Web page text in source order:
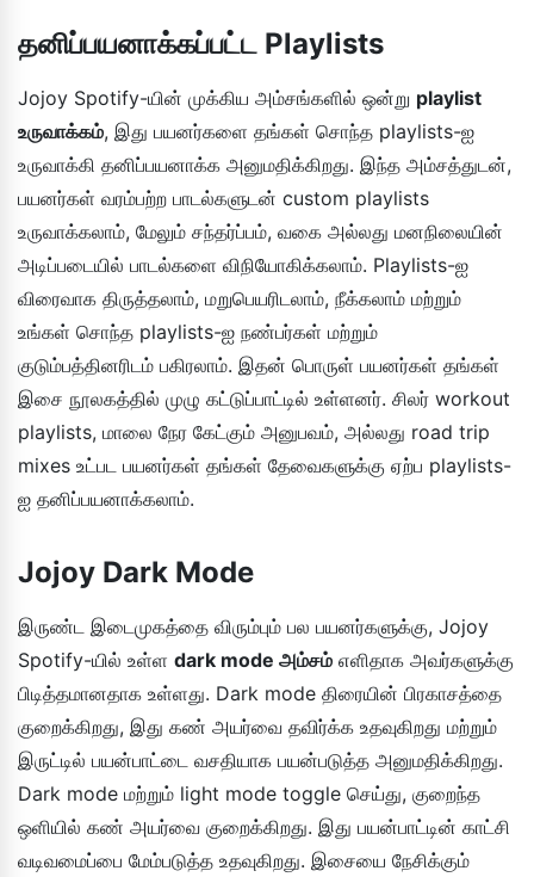
தனிப்பயனாக்கப்பட்ட Playlists
Jojoy Spotify-யின் முக்கிய அம்சங்களில் ஒன்று playlist
உருவாக்கம், இது பயனர்களை தங்கள் சொந்த playlists-ஐ
உருவாக்கி தனிப்பயனாக்க அனுமதிக்கிறது. இந்த அம்சத்துடன்,
பயனர்கள் வரம்பற்ற பாடல்களுடன் custom playlists
உருவாக்கலாம், மேலும் சந்தர்ப்பம், வகை அல்லது மனநிலையின்
அடிப்படையில் பாடல்களை விநியோகிக்கலாம். Playlists-ஐ
விரைவாக திருத்தலாம், மறுபெயரிடலாம், நீக்கலாம் மற்றும்
உங்கள் சொந்த playlists-ஐ நண்பர்கள் மற்றும்
குடும்பத்தினரிடம் பகிரலாம். இதன் பொருள் பயனர்கள் தங்கள்
இசை நூலகத்தில் முழு கட்டுப்பாட்டில் உள்ளனர். சிலர் workout
playlists, மாலை நேர கேட்கும் அனுபவம், அல்லது road trip
mixes உட்பட பயனர்கள் தங்கள் தேவைகளுக்கு ஏற்ப playlists-
ஐ தனிப்பயனாக்கலாம்.
Jojoy Dark Mode
இருண்ட இடைமுகத்தை விரும்பும் பல பயனர்களுக்கு, Jojoy
Spotify-யில் உள்ள dark mode அம்சம் எளிதாக அவர்களுக்கு
பிடித்தமானதாக உள்ளது. Dark mode திரையின் பிரகாசத்தை
குறைக்கிறது, இது கண் அயர்வை தவிர்க்க உதவுகிறது மற்றும்
இருட்டில் பயன்பாட்டை வசதியாக பயன்படுத்த அனுமதிக்கிறது.
Dark mode மற்றும் light mode toggle செய்து, குறைந்த
ஒளியில் கண் அயர்வை குறைக்கிறது. இது பயன்பாட்டின் காட்சி
வடிவமைப்பை மேம்படுத்த உதவுகிறது. இசையை நேசிக்கும்